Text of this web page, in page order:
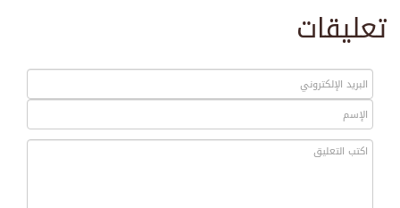
تعليقات